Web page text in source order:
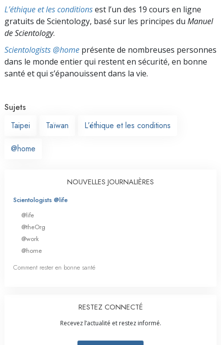
L’éthique et les conditionsest l’un des 19 cours en ligne
gratuits de Scientology, basé sur les principes du Manuel
de Scientology.
Scientologists @home présente de nombreuses personnes
dans le monde entier qui restent en sécurité, en bonne
santé et qui s’épanouissent dans la vie.
Sujets
Taipei
Taïwan L’éthique et les conditions
@home
NOUVELLES JOURNALIÈRES
Scientologists @life
@life
@theOrg
@work
@home
Comment rester en bonne santé
RESTEZ CONNECTÉ
Recevez l’actualité et restez informé.